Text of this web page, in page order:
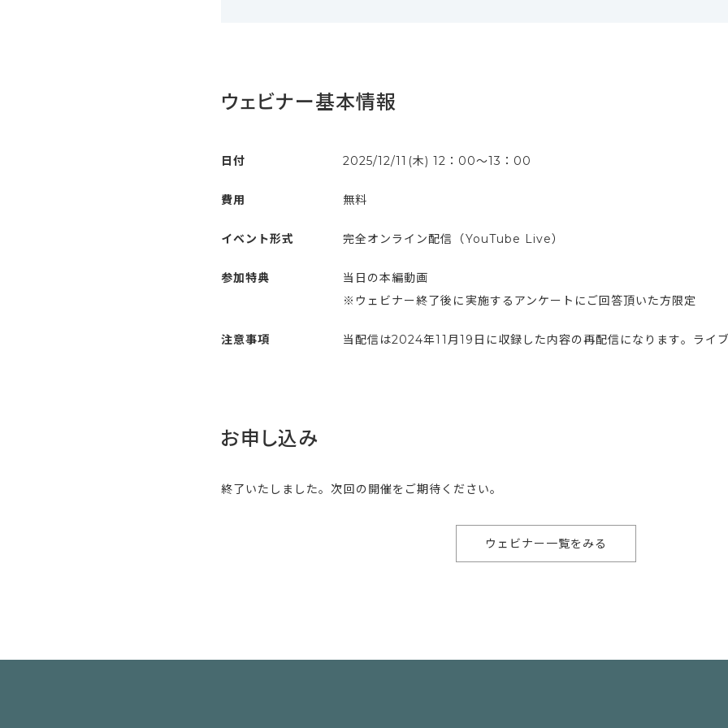
ウェビナー基本情報
日付 2025/12/11(木) 12：00〜13：00
費用 無料
イベント形式 完全オンライン配信（YouTube Live）
参加特典
当日の本編動画
※ウェビナー終了後に実施するアンケートにご回答頂いた方限定
注意事項 当配信は2024年11月19日に収録した内容の再配信になります。ライ
お申し込み
終了いたしました。次回の開催をご期待ください。
ウェビナー一覧をみる